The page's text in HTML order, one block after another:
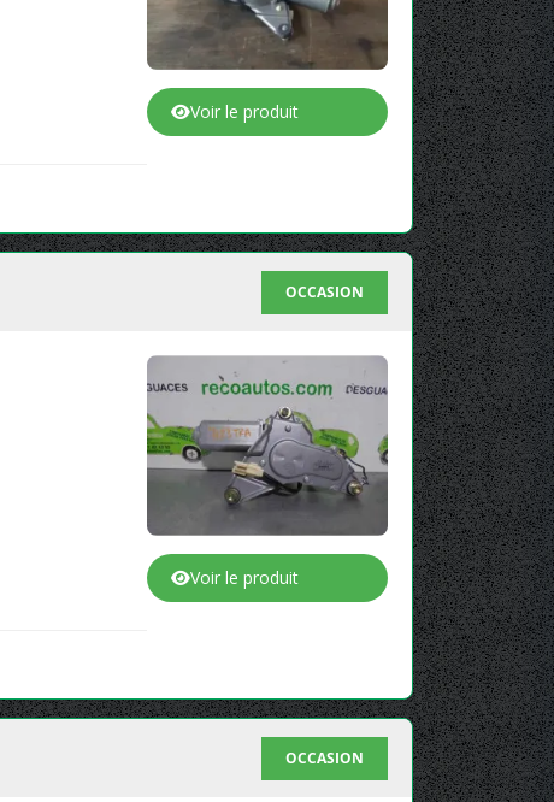
Voir le produit
OCCASION
Voir le produit
OCCASION